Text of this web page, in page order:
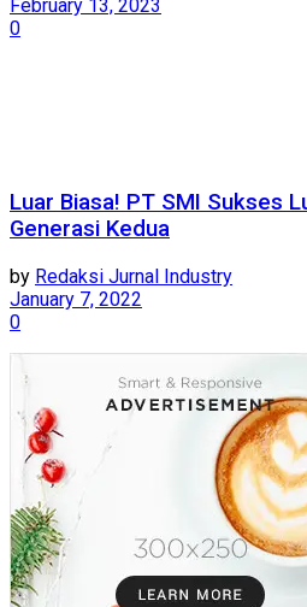
February 13, 2023
0
Luar Biasa! PT SMI Sukses
Generasi Kedua
by Redaksi Jurnal Industry
January 7, 2022
0